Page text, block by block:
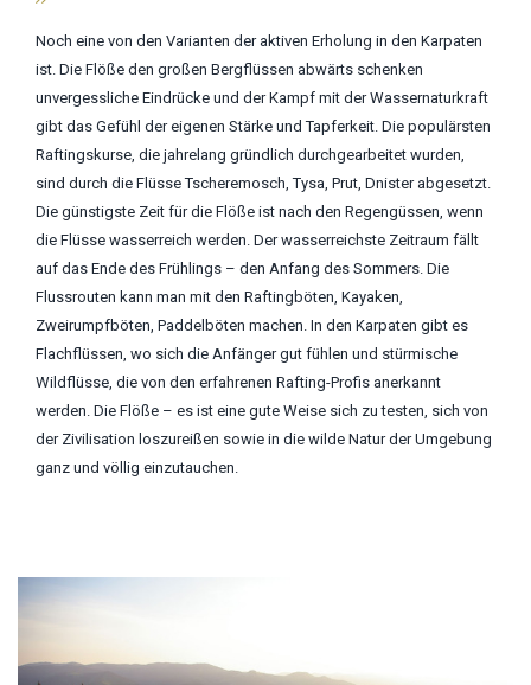
Noch eine von den Varianten der aktiven Erholung in den Karpaten
ist. Die Flöße den großen Bergflüssen abwärts schenken
unvergessliche Eindrücke und der Kampf mit der Wassernaturkraft
gibt das Gefühl der eigenen Stärke und Tapferkeit. Die populärsten
Raftingskurse, die jahrelang gründlich durchgearbeitet wurden,
sind durch die Flüsse Tscheremosch, Tysa, Prut, Dnister abgesetzt.
Die günstigste Zeit für die Flöße ist nach den Regengüssen, wenn
die Flüsse wasserreich werden. Der wasserreichste Zeitraum fällt
auf das Ende des Frühlings – den Anfang des Sommers. Die
Flussrouten kann man mit den Raftingböten, Kayaken,
Zweirumpfböten, Paddelböten machen. In den Karpaten gibt es
Flachflüssen, wo sich die Anfänger gut fühlen und stürmische
Wildflüsse, die von den erfahrenen Rafting-Profis anerkannt
werden. Die Flöße – es ist eine gute Weise sich zu testen, sich von
der Zivilisation loszureißen sowie in die wilde Natur der Umgebung
ganz und völlig einzutauchen.